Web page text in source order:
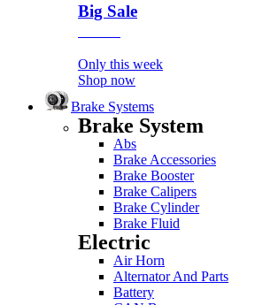
Big Sale
Only this week
Shop now
Brake Systems
Brake System
Abs
Brake Accessories
Brake Booster
Brake Calipers
Brake Cylinder
Brake Fluid
Electric
Air Horn
Alternator And Parts
Battery